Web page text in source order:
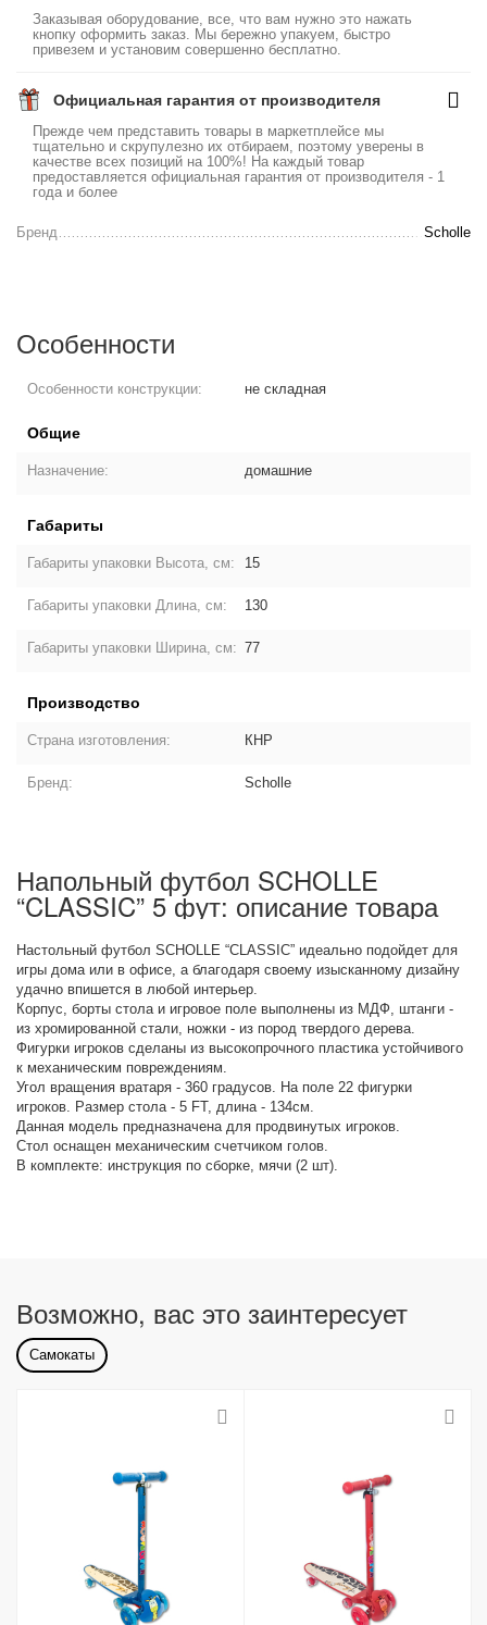
Заказывая оборудование, все, что вам нужно это нажать
кнопку оформить заказ. Мы бережно упакуем, быстро
привезем и установим совершенно бесплатно.
Официальная гарантия от производителя
Прежде чем представить товары в маркетплейсе мы
тщательно и скрупулезно их отбираем, поэтому уверены в
качестве всех позиций на 100%! На каждый товар
предоставляется официальная гарантия от производителя - 1
года и более
Бренд Scholle
Особенности
Особенности конструкции: не складная
Общие
Назначение: домашние
Габариты
Габариты упаковки Высота, см: 15
Габариты упаковки Длина, см: 130
Габариты упаковки Ширина, см: 77
Производство
Страна изготовления: КНР
Бренд: Scholle
Напольный футбол SCHOLLE
“CLASSIC” 5 фут: описание товара
Настольный футбол SCHOLLE “CLASSIC” идеально подойдет для
игры дома или в офисе, а благодаря своему изысканному дизайну
удачно впишется в любой интерьер.
Корпус, борты стола и игровое поле выполнены из МДФ, штанги -
из хромированной стали, ножки - из пород твердого дерева.
Фигурки игроков сделаны из высокопрочного пластика устойчивого
к механическим повреждениям.
Угол вращения вратаря - 360 градусов. На поле 22 фигурки
игроков. Размер стола - 5 FT, длина - 134см.
Данная модель предназначена для продвинутых игроков.
Стол оснащен механическим счетчиком голов.
В комплекте: инструкция по сборке, мячи (2 шт).
Возможно, вас это заинтересует
Самокаты